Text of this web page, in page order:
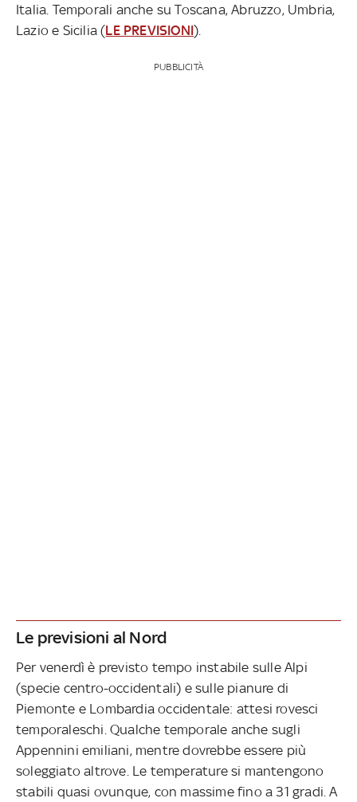
Italia. Temporali anche su Toscana, Abruzzo, Umbria,
Lazio e Sicilia (LE PREVISIONI).
PUBBLICITÀ
Le previsioni al Nord
Per venerdì è previsto tempo instabile sulle Alpi
(specie centro-occidentali) e sulle pianure di
Piemonte e Lombardia occidentale: attesi rovesci
temporaleschi. Qualche temporale anche sugli
Appennini emiliani, mentre dovrebbe essere più
soleggiato altrove. Le temperature si mantengono
stabili quasi ovunque, con massime fino a 31 gradi. A